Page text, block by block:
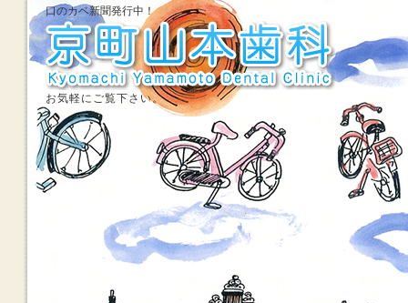
口のカベ新聞発行中！
お気軽にご覧下さい。